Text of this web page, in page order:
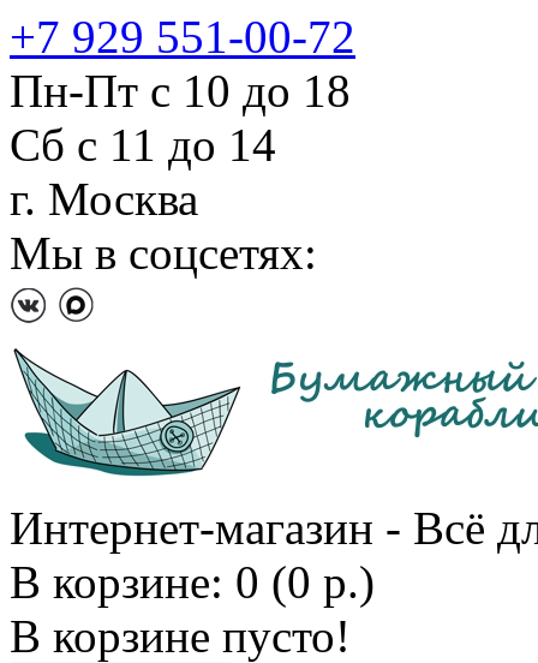
+7 929 551-00-72
Пн-Пт с 10 до 18
Сб с 11 до 14
г. Москва
Мы в соцсетях:
Интернет-магазин - Всё
В корзине: 0 (0 р.)
В корзине пусто!